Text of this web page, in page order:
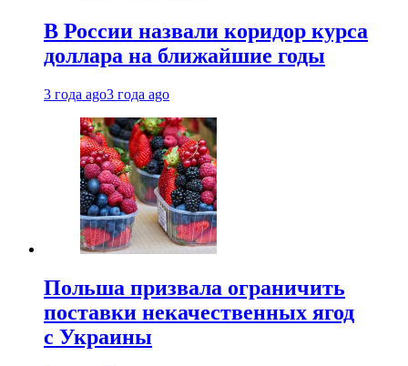
В России назвали коридор курса
доллара на ближайшие годы
3 года ago3 года ago
Польша призвала ограничить
поставки некачественных ягод
с Украины